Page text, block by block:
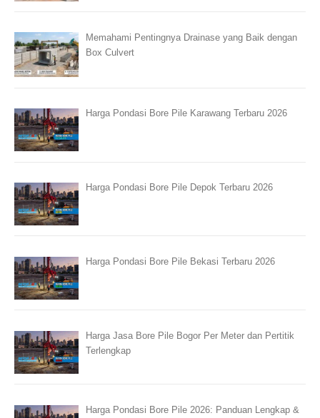
Memahami Pentingnya Drainase yang Baik dengan
Box Culvert
Harga Pondasi Bore Pile Karawang Terbaru 2026
Harga Pondasi Bore Pile Depok Terbaru 2026
Harga Pondasi Bore Pile Bekasi Terbaru 2026
Harga Jasa Bore Pile Bogor Per Meter dan Pertitik
Terlengkap
Harga Pondasi Bore Pile 2026: Panduan Lengkap &